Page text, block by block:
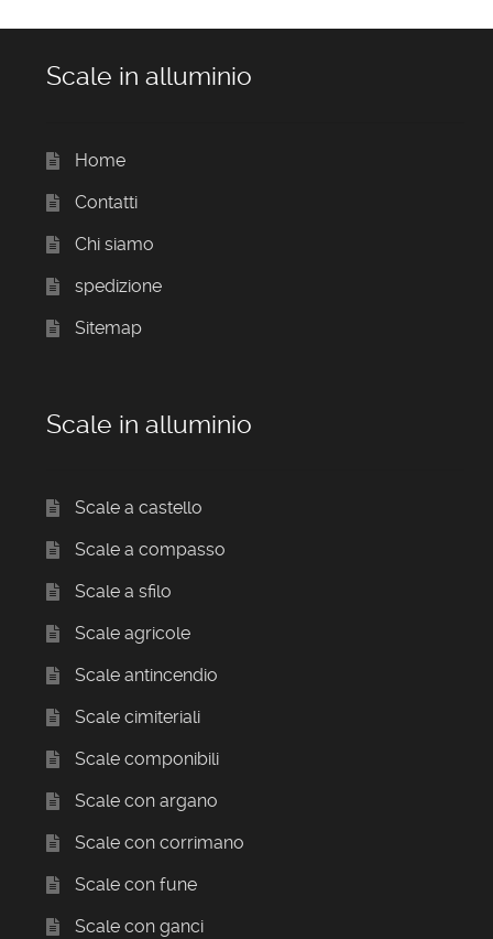
Scale in alluminio
Home
Contatti
Chi siamo
spedizione
Sitemap
Scale in alluminio
Scale a castello
Scale a compasso
Scale a sfilo
Scale agricole
Scale antincendio
Scale cimiteriali
Scale componibili
Scale con argano
Scale con corrimano
Scale con fune
Scale con ganci